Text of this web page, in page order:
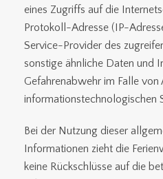
eines Zugriffs auf die
Protokoll-Adresse (IP-
Service-Provider des
sonstige ähnliche Daten und
Gefahrenabwehr im Falle von
informationstechnologischen
Bei der Nutzung dieser
Informationen zieht die
keine Rückschlüsse auf die